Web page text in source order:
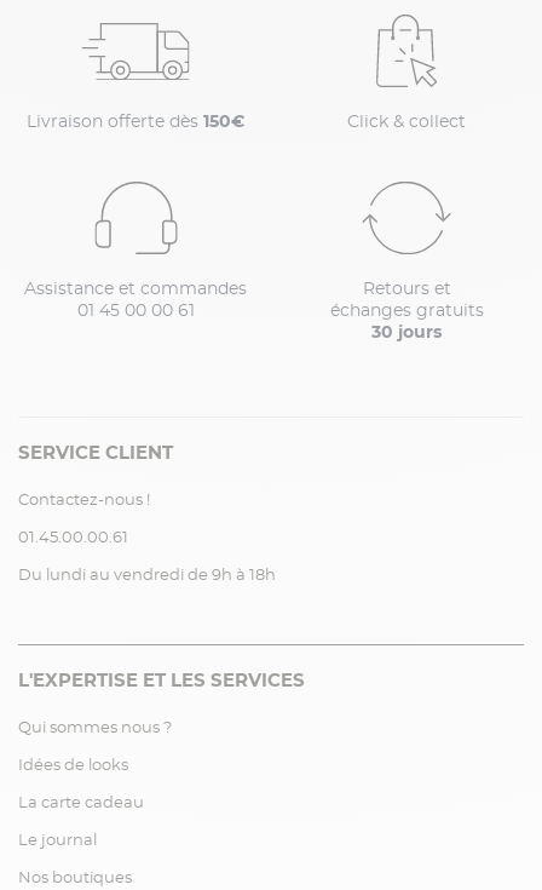
Livraison offerte dès 150€ Click & collect
Assistance et commandes
01 45 00 00 61
Retours et
échanges gratuits
30 jours
SERVICE CLIENT
Contactez-nous !
01.45.00.00.61
Du lundi au vendredi de 9h à 18h
L'EXPERTISE ET LES SERVICES
Qui sommes nous ?
Idées de looks
La carte cadeau
Le journal
Nos boutiques